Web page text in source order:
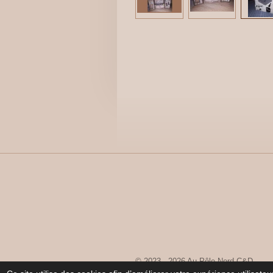
© 2023 - 2026 Au Pôle Nord C&D